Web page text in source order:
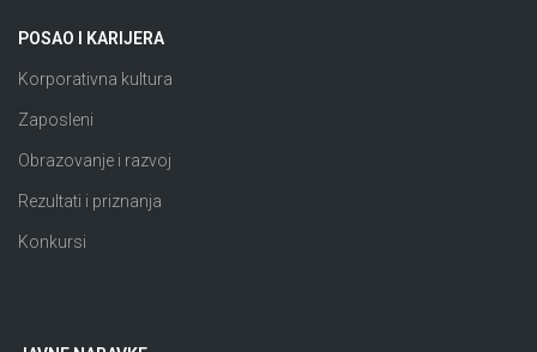
POSAO I KARIJERA
Korporativna kultura
Zaposleni
Obrazovanje i razvoj
Rezultati i priznanja
Konkursi